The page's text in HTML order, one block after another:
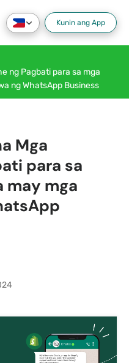
Kunin ang App
ng Pagbati para sa mga
ng WhatsApp Business
Mga
para sa
may mga